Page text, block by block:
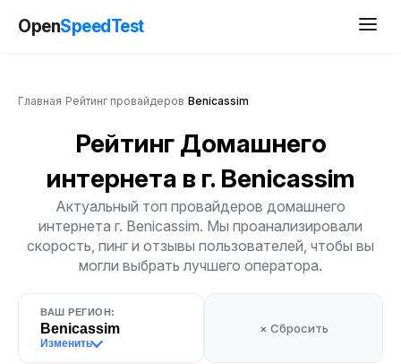
OpenSpeedTest
Главная Рейтинг провайдеров Benicassim
Рейтинг Домашнего
интернета в г. Benicassim
Актуальный топ провайдеров домашнего
интернета г. Benicassim. Мы проанализировали
скорость, пинг и отзывы пользователей, чтобы вы
могли выбрать лучшего оператора.
ВАШ РЕГИОН:
Benicassim
Изменить
× Сбросить